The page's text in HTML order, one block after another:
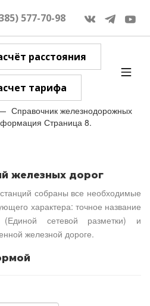
577-70-98
расстояния
тарифа
Справочник железнодорожных
Страница 8.
железных дорог
собраны все необходимые
характера: точное название
сетевой разметки) и
железной дороге.